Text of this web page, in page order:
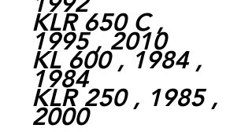
KLR 650 C ,
1995 , 2010
KL 600 , 1984 ,
1984
KLR 250 , 1985 ,
2000